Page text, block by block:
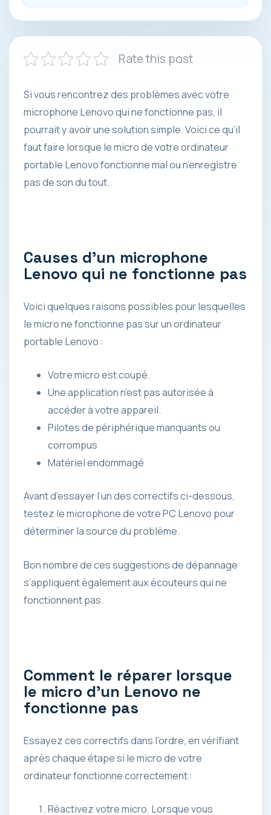
Rate this post
Si vous rencontrez des problèmes avec votre
microphone Lenovo qui ne fonctionne pas, il
pourrait y avoir une solution simple. Voici ce qu’il
faut faire lorsque le micro de votre ordinateur
portable Lenovo fonctionne mal ou n’enregistre
pas de son du tout.
Causes d’un microphone
Lenovo qui ne fonctionne pas
Voici quelques raisons possibles pour lesquelles
le micro ne fonctionne pas sur un ordinateur
portable Lenovo :
Votre micro est coupé.
Une application n’est pas autorisée à
accéder à votre appareil.
Pilotes de périphérique manquants ou
corrompus
Matériel endommagé
Avant d’essayer l’un des correctifs ci-dessous,
testez le microphone de votre PC Lenovo pour
déterminer la source du problème.
Bon nombre de ces suggestions de dépannage
s’appliquent également aux écouteurs qui ne
fonctionnent pas.
Comment le réparer lorsque
le micro d’un Lenovo ne
fonctionne pas
Essayez ces correctifs dans l’ordre, en vérifiant
après chaque étape si le micro de votre
ordinateur fonctionne correctement :
Réactivez votre micro. Lorsque vous